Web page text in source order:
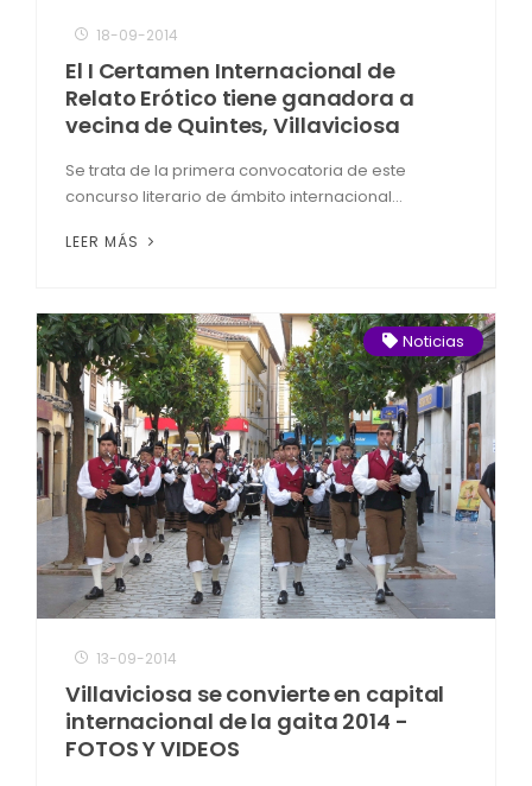
18-09-2014
El I Certamen Internacional de
Relato Erótico tiene ganadora a
vecina de Quintes, Villaviciosa
Se trata de la primera convocatoria de este
concurso literario de ámbito internacional...
LEER MÁS
Noticias
13-09-2014
Villaviciosa se convierte en capital
internacional de la gaita 2014 -
FOTOS Y VIDEOS